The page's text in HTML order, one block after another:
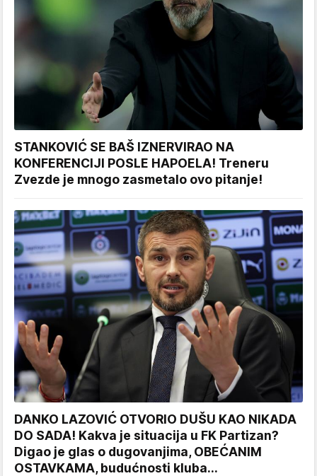
STANKOVIĆ SE BAŠ IZNERVIRAO NA
KONFERENCIJI POSLE HAPOELA! Treneru
Zvezde je mnogo zasmetalo ovo pitanje!
DANKO LAZOVIĆ OTVORIO DUŠU KAO NIKADA
DO SADA! Kakva je situacija u FK Partizan?
Digao je glas o dugovanjima, OBEĆANIM
OSTAVKAMA, budućnosti kluba...